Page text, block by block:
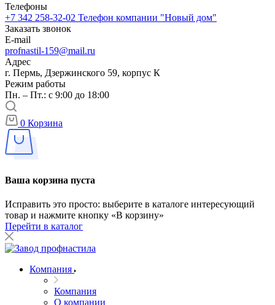
Телефоны
+7 342 258-32-02 Телефон компании "Новый дом"
Заказать звонок
E-mail
profnastil-159@mail.ru
Адрес
г. Пермь, Дзержинского 59, корпус К
Режим работы
Пн. – Пт.: с 9:00 до 18:00
0 Корзина
Ваша корзина пуста
Исправить это просто: выберите в каталоге интересующий
товар и нажмите кнопку «В корзину»
Перейти в каталог
Компания
Компания
О компании